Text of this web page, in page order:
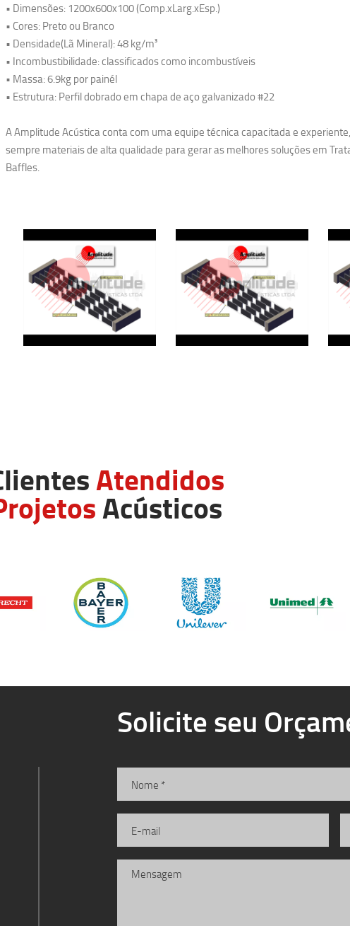
• Dimensões: 1200x600x100 (Comp.xLarg.xEsp.)
• Cores: Preto ou Branco
• Densidade(Lã Mineral): 48 kg/m³
• Incombustibilidade: classificados como incombustíveis
• Massa: 6.9kg por painél
• Estrutura: Perfil dobrado em chapa de aço galvanizado #22
A Amplitude Acústica conta com uma equipe técnica capacitada e
sempre materiais de alta qualidade para gerar as melhores soluções em
Baffles.
Atendidos
Acústicos
Solicite seu